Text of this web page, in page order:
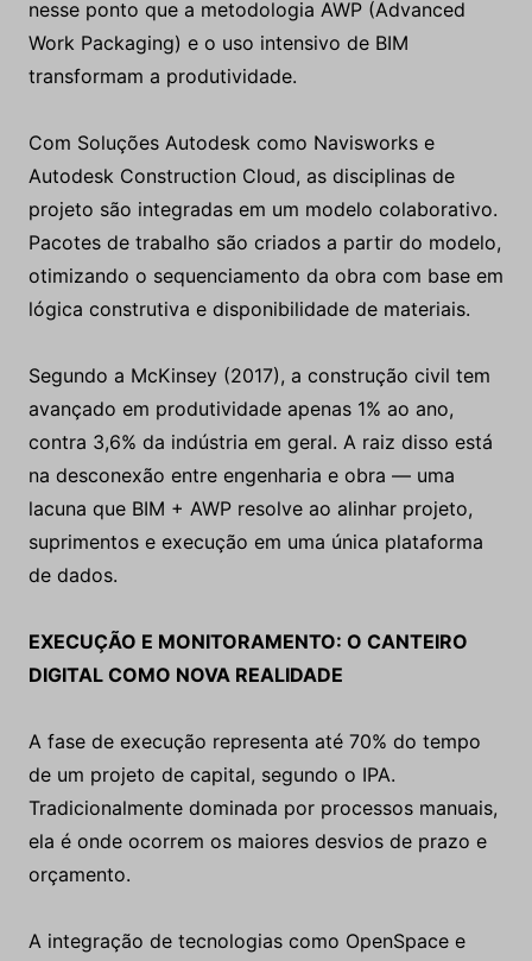
nesse ponto que a metodologia AWP (Advanced
Work Packaging) e o uso intensivo de BIM
transformam a produtividade.
Com Soluções Autodesk como Navisworks e
Autodesk Construction Cloud, as disciplinas de
projeto são integradas em um modelo colaborativo.
Pacotes de trabalho são criados a partir do modelo,
otimizando o sequenciamento da obra com base em
lógica construtiva e disponibilidade de materiais.
Segundo a McKinsey (2017), a construção civil tem
avançado em produtividade apenas 1% ao ano,
contra 3,6% da indústria em geral. A raiz disso está
na desconexão entre engenharia e obra — uma
lacuna que BIM + AWP resolve ao alinhar projeto,
suprimentos e execução em uma única plataforma
de dados.
EXECUÇÃO E MONITORAMENTO: O CANTEIRO
DIGITAL COMO NOVA REALIDADE
A fase de execução representa até 70% do tempo
de um projeto de capital, segundo o IPA.
Tradicionalmente dominada por processos manuais,
ela é onde ocorrem os maiores desvios de prazo e
orçamento.
A integração de tecnologias como OpenSpace e